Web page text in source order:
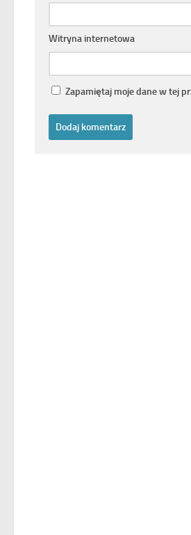
Witryna internetowa
Zapamiętaj moje dane w tej